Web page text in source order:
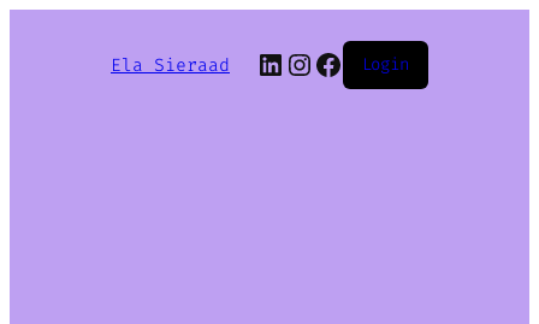
Ela Sieraad LinkedIn
Instagram
Facebook
Login